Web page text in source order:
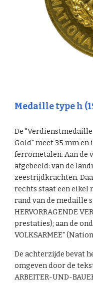
Medaille type h
De
Gold" meet 35 mm en
ferrometalen. Aan de
afgebeeld: van de
zeestrijdkrachten.
rechts staat een eikel
rand van de medaille
HERVORRAGENDE
prestaties); aan de
VOLKSARMEE"
De achterzijde bevat
omgeven door de
ARBEITER-UND-